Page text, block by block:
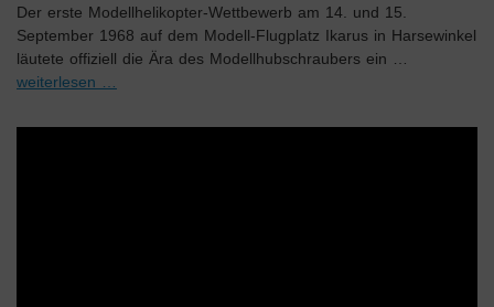
Der erste Modellhelikopter-Wettbewerb am 14. und 15.
September 1968 auf dem Modell-Flugplatz Ikarus in Harsewinkel
läutete offiziell die Ära des Modellhubschraubers ein …
weiterlesen …